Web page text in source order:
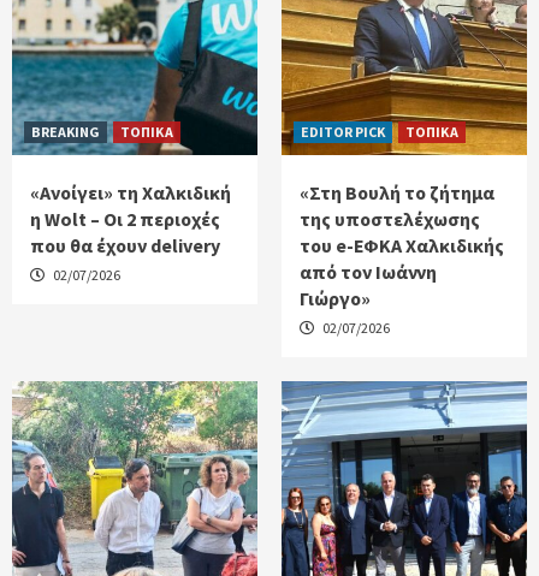
BREAKING ΤΟΠΙΚΑ
«Ανοίγει» τη Χαλκιδική
η Wolt – Οι 2 περιοχές
που θα έχουν delivery
02/07/2026
EDITOR PICK ΤΟΠΙΚΑ
«Στη Βουλή το ζήτημα
της υποστελέχωσης
του e-ΕΦΚΑ Χαλκιδικής
από τον Ιωάννη
Γιώργο»
02/07/2026